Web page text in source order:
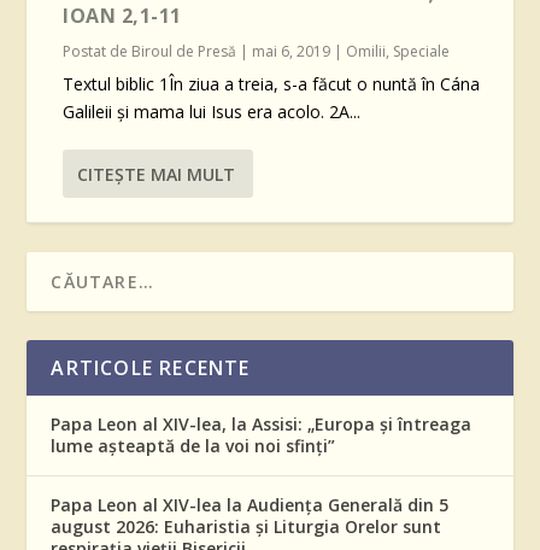
IOAN 2,1-11
Postat de Biroul de Presă | mai 6, 2019 | Omilii, Speciale
Textul biblic 1În ziua a treia, s-a făcut o nuntă în Cána
Galileii şi mama lui Isus era acolo. 2A...
CITEŞTE MAI MULT
ARTICOLE RECENTE
Papa Leon al XIV-lea, la Assisi: „Europa și întreaga
lume așteaptă de la voi noi sfinți”
Papa Leon al XIV-lea la Audiența Generală din 5
august 2026: Euharistia și Liturgia Orelor sunt